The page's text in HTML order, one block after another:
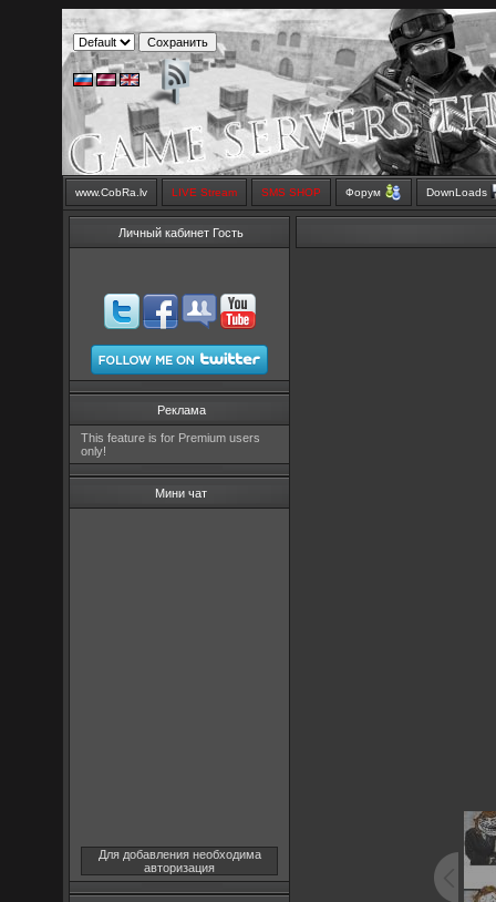
www.CobRa.lv LIVE Stream SMS SHOP Форум DownLoads
Личный кабинет Гость
Реклама
This feature is for Premium users
only!
Мини чат
Для добавления необходима
авторизация